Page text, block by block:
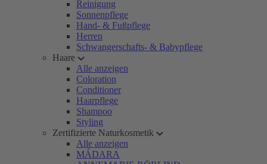
Reinigung
Sonnenpflege
Hand- & Fußpflege
Herren
Schwangerschafts- & Babypflege
Haare
Alle anzeigen
Coloration
Conditioner
Haarpflege
Shampoo
Styling
Zertifizierte Naturkosmetik
Alle anzeigen
MÁDARA